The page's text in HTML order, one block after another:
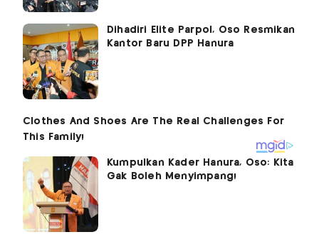
Dihadiri Elite Parpol, Oso Resmikan
Kantor Baru DPP Hanura
Kumpulkan Kader Hanura, Oso: Kita
Gak Boleh Menyimpang!